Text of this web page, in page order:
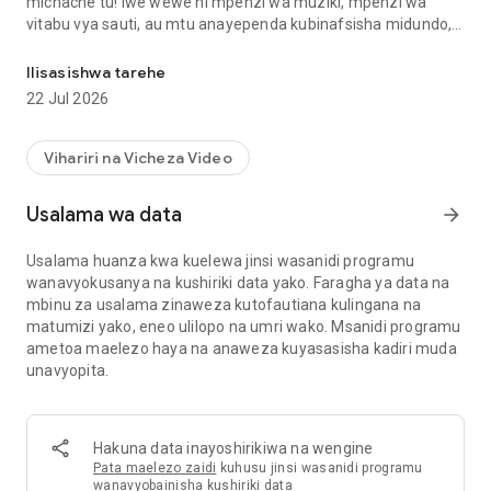
vitabu vya sauti, au mtu anayependa kubinafsisha midundo,
Kwa kiolesura chake rahisi, hata wanaoanza wanaweza
sauti bila mshono, haraka, na bila usumbufu.
Moja:
- 🎵 Geuza Video kuwa MP3 – Badilisha video yoyote kuwa
faili za sauti za MP3 za hali ya juu kwa ajili ya muziki,
podikasti, vitabu vya sauti, au midundo ya kawaida.
- 📂 Usindikaji wa Kundi – Okoa muda kwa kubadilisha video
kadhaa kuwa MP3 mara moja. Hakuna kungoja faili za mtu
mmoja kumaliza.
kubadilisha sehemu tu unazohitaji. Kamili kwa midundo,
vivutio, au vipande vya podikasti.
- ⚡ Marekebisho ya Kasi – Dhibiti kasi ya kucheza na unda
athari za mwendo wa polepole au nyimbo za sauti za haraka.
Ilisasishwa tarehe
22 Jul 2026
Vihariri na Vicheza Video
Usalama wa data arrow_forward
Usalama huanza kwa kuelewa jinsi wasanidi programu
wanavyokusanya na kushiriki data yako. Faragha ya data na
mbinu za usalama zinaweza kutofautiana kulingana na
matumizi yako, eneo ulilopo na umri wako. Msanidi programu
ametoa maelezo haya na anaweza kuyasasisha kadiri muda
unavyopita.
Hakuna data inayoshirikiwa na wengine
Pata maelezo zaidi kuhusu jinsi wasanidi programu
wanavyobainisha kushiriki data